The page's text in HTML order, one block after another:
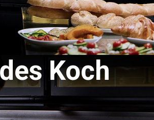
Koch